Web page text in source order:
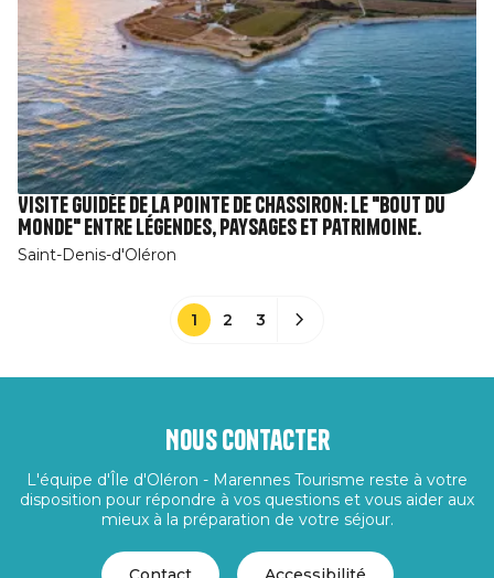
Visite guidée de la pointe de Chassiron: le "Bout du
Monde" entre légendes, paysages et patrimoine.
Saint-Denis-d'Oléron
1 2 3
Nous contacter
L'équipe d'Île d'Oléron - Marennes Tourisme reste à votre
disposition pour répondre à vos questions et vous aider aux
mieux à la préparation de votre séjour.